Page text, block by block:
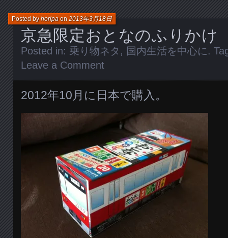
京急限定おとなのふりかけ
Posted byhoripaon2013年3月18日
Posted in: 乗り物ネタ , 国内生活を中心に .
Leave a Comment
2012年10月に日本で購入。